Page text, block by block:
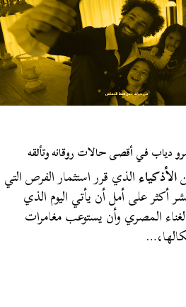
دياب في أقصى حالات روقانه وتألقه
الأذكياءالذي قرر استثمار الفرص التي
أكثر على أمل أن يأتي اليوم الذي
المصري وأن يستوعب مغامرات